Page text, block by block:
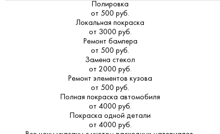
Полировка
от 500 руб.
Локальная покраска
от 3000 руб.
Ремонт бампера
от 500 руб.
Замена стекол
от 2000 руб.
Ремонт элементов кузова
от 500 руб.
Полная покраска автомобиля
от 4000 руб.
Покраска одной детали
от 4000 руб.